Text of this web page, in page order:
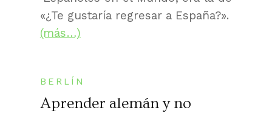
«¿Te gustaría regresar a España?».
(más…)
BERLÍN
Aprender alemán y no